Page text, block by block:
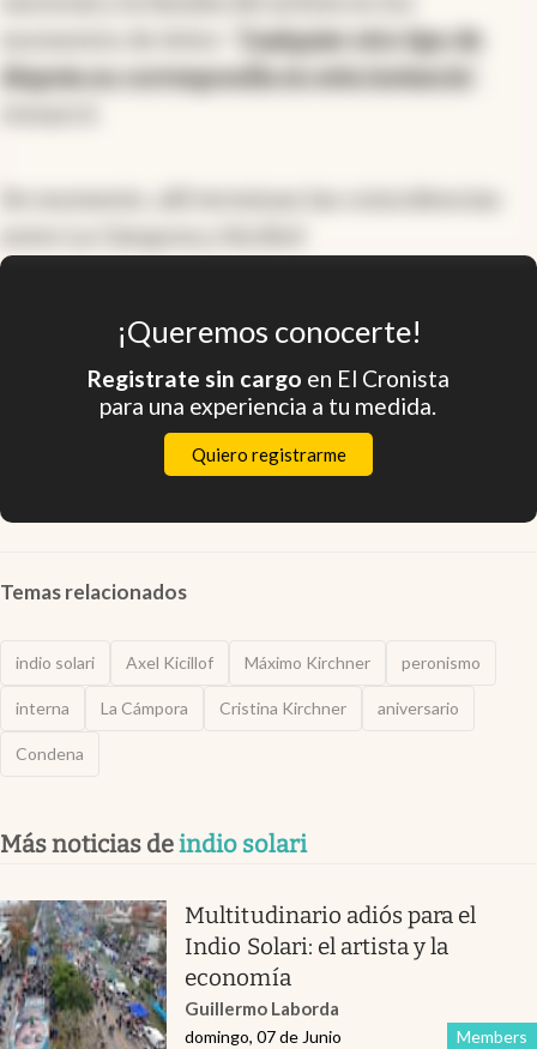
Cualquier otro tipo de
disputa no correspondía en esta instancia
¡Queremos conocerte!
Registrate sin cargo en El Cronista
para una experiencia a tu medida.
Quiero registrarme
Temas relacionados
indio solari Axel Kicillof Máximo Kirchner peronismo
interna La Cámpora Cristina Kirchner aniversario
Condena
Más noticias deindio solari
Multitudinario adiós para el
Indio Solari: el artista y la
economía
Guillermo Laborda
Members
domingo, 07 de Junio